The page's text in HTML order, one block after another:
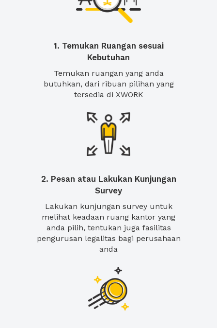
1. Temukan Ruangan sesuai
Kebutuhan
Temukan ruangan yang anda
butuhkan, dari ribuan pilihan yang
tersedia di XWORK
2. Pesan atau Lakukan Kunjungan
Survey
Lakukan kunjungan survey untuk
melihat keadaan ruang kantor yang
anda pilih, tentukan juga fasilitas
pengurusan legalitas bagi perusahaan
anda